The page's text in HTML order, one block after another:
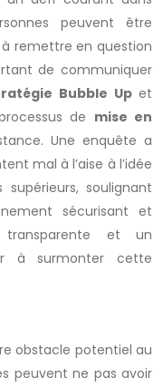
peuvent être
remettre en question
de communiquer
Bubble Up et
de mise en
Une enquête a
mal à l’aise à l’idée
soulignant
sécurisant et
transparente et un
à surmonter cette
obstacle potentiel au
peuvent ne pas avoir